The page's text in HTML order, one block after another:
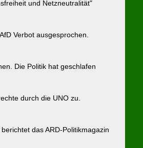
und Netzneutralität"
Verbot ausgesprochen.
Die Politik hat geschlafen
durch die UNO zu.
das ARD-Politikmagazin